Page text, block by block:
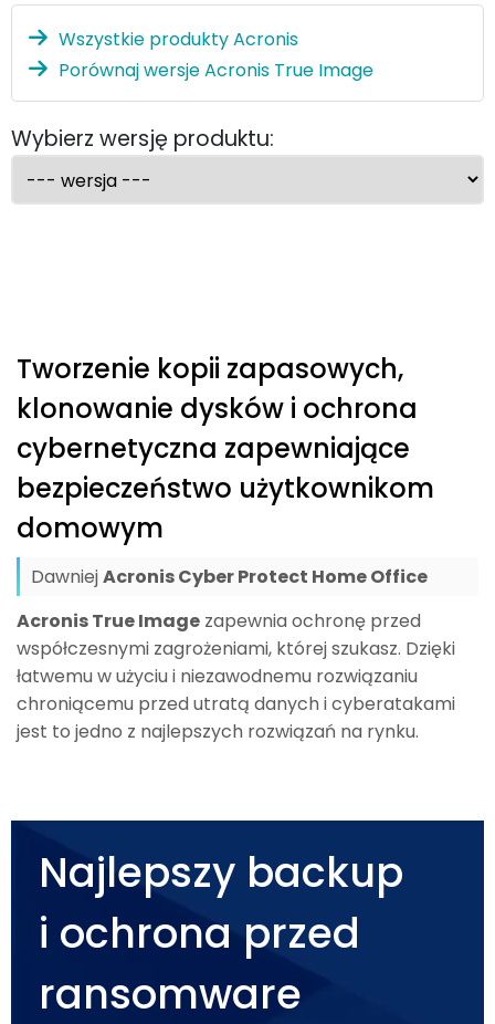
Wszystkie produkty Acronis
Porównaj wersje Acronis True Image
Wybierz wersję produktu:
Tworzenie kopii zapasowych,
klonowanie dysków i ochrona
cybernetyczna zapewniające
bezpieczeństwo użytkownikom
domowym
DawniejAcronis Cyber Protect Home Office
Acronis True Image zapewnia ochronę przed
współczesnymi zagrożeniami, której szukasz. Dzięki
łatwemu w użyciu i niezawodnemu rozwiązaniu
chroniącemu przed utratą danych i cyberatakami
jest to jedno z najlepszych rozwiązań na rynku.
Najlepszy backup
i ochrona przed
ransomware